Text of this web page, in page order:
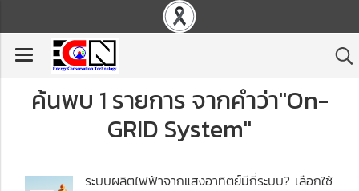
ค้นพบ 1 รายการ จากคำว่า"On-
GRID System"
ระบบผลิตไฟฟ้าจากแสงอาทิตย์มีกี่ระบบ? เลือกใช้